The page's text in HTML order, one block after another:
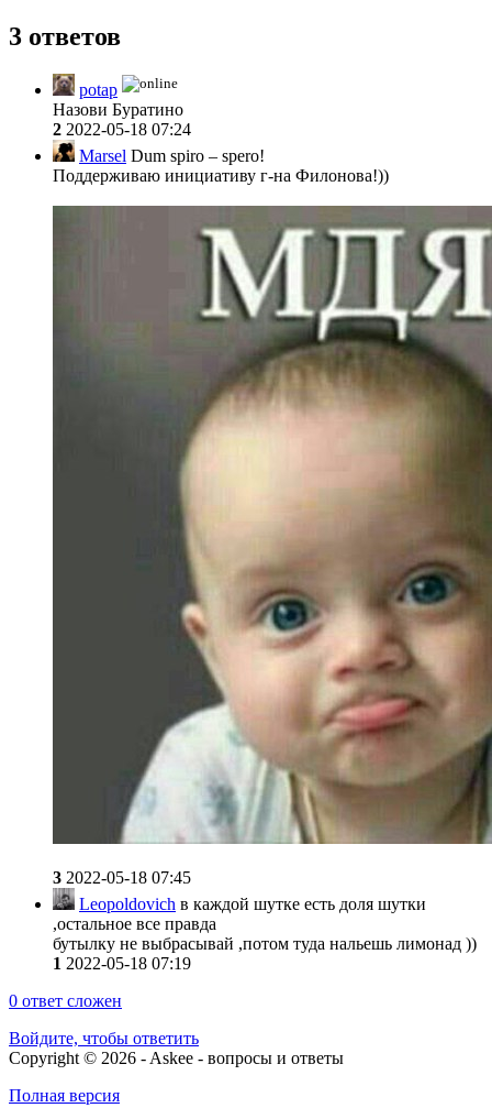
3 ответов
potap
Назови Буратино
2 2022-05-18 07:24
Marsel Dum spiro – spero!
Поддерживаю инициативу г-на Филонова!))
3 2022-05-18 07:45
Leopoldovich в каждой шутке есть доля шутки
,остальное все правда
бутылку не выбрасывай ,потом туда нальешь лимонад ))
1 2022-05-18 07:19
0 ответ сложен
Войдите, чтобы ответить
Copyright © 2026 - Askee - вопросы и ответы
Полная версия